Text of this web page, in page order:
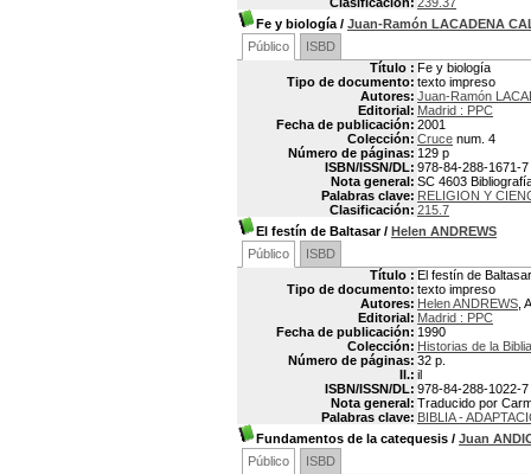
Fe y biología / Juan-Ramón LACADENA
Público
ISBD
Título : Fe y biología
Tipo de documento: texto impreso
Autores: Juan-Ramón
Editorial: Madrid : PPC
Fecha de publicación: 2001
Colección: Cruce num. 4
Número de páginas: 129 p
ISBN/ISSN/DL: 978-84-288-1671-7
Nota general: SC 4603
Palabras clave: RELIGION Y
Clasificación: 215.7
El festín de Baltasar/ Helen ANDREWS
Público
ISBD
Título : El festín de Baltasar
Tipo de documento: texto impreso
Autores: Helen ANDREWS ,
Editorial: Madrid : PPC
Fecha de publicación: 1990
Colección: Historias de la Biblia
Número de páginas: 32 p.
Il.: il
ISBN/ISSN/DL: 978-84-288-1022-7
Nota general: Traducido por
Palabras clave: BIBLIA -
Fundamentos de la catequesis / Juan
Público
ISBD